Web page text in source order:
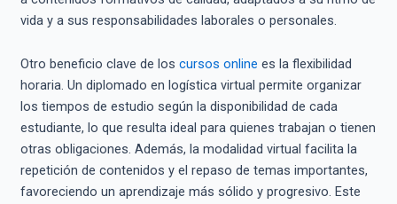
vida y a sus responsabilidades laborales o personales.
Otro beneficio clave de los cursos online es la flexibilidad
horaria. Un diplomado en logística virtual permite organizar
los tiempos de estudio según la disponibilidad de cada
estudiante, lo que resulta ideal para quienes trabajan o tienen
otras obligaciones. Además, la modalidad virtual facilita la
repetición de contenidos y el repaso de temas importantes,
favoreciendo un aprendizaje más sólido y progresivo. Este